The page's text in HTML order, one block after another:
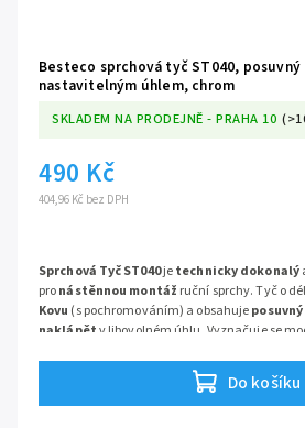
Besteco sprchová tyč ST040, posuvný
nastavitelným úhlem, chrom
SKLADEM NA PRODEJNĚ - PRAHA 10
404,96 Kč bez DPH
490 Kč
Do košíku
Sprchová Tyč ST040jetechnicky dokonalý
pronástěnnou montáž ruční sprchy. Tyč o
Kovu (s pochromováním) a obsahuje
naklápětv libovolném úhlu. Vyznačuje se
vysokou variabilitu